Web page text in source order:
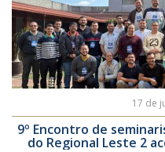
17 de
9º Encontro de
do Regional Leste 2